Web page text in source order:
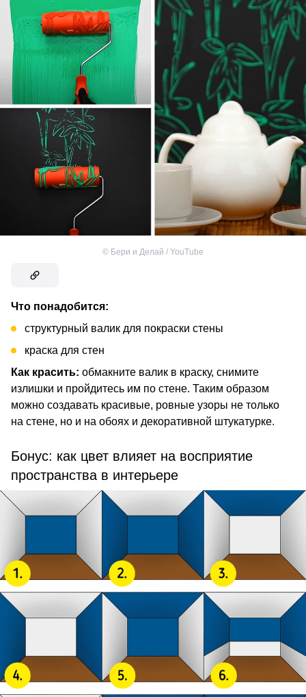
© Бери и Делай / YouTube
Что понадобится:
структурный валик для покраски стены
краска для стен
Как красить: обмакните валик в краску, снимите
излишки и пройдитесь им по стене. Таким образом
можно создавать красивые, ровные узоры не только
на стене, но и на обоях и декоративной штукатурке.
Бонус: как цвет влияет на восприятие
пространства в интерьере